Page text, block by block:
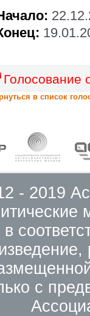
Голосование
в список
- 2019
с